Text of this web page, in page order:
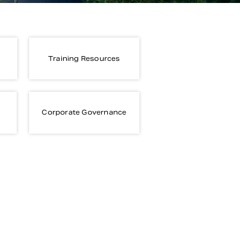
Training Resources
Corporate Governance